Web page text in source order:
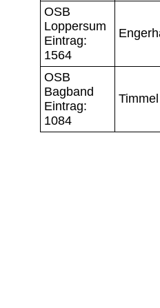
OSB
Loppersum
Eintrag:
1564
OSB
Bagband
Eintrag:
1084
Timmel